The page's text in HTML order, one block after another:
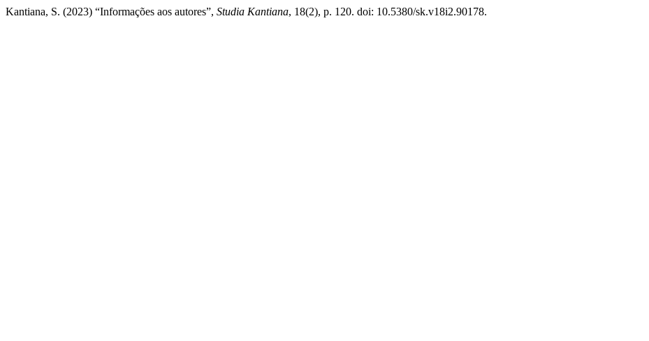
Kantiana, S. (2023) “Informações aos autores”, Studia Kantiana, 18(2), p. 120. doi: 10.5380/sk.v18i2.90178.